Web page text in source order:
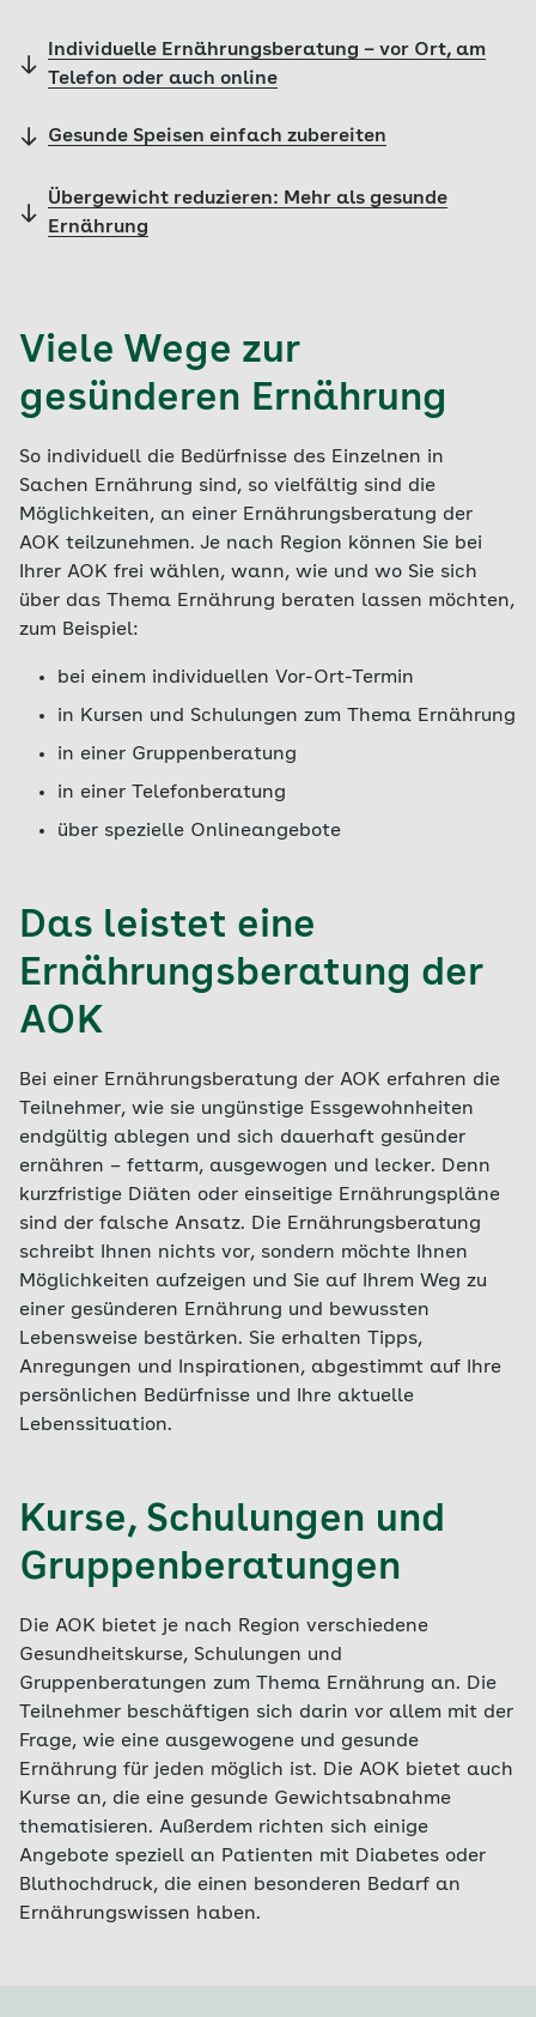
Individuelle Ernährungsberatung – vor Ort, am
Telefon oder auch online
Gesunde Speisen einfach zubereiten
Übergewicht reduzieren: Mehr als gesunde
Ernährung
Viele Wege zur
gesünderen Ernährung
So individuell die Bedürfnisse des Einzelnen in
Sachen Ernährung sind, so vielfältig sind die
Möglichkeiten, an einer Ernährungsberatung der
AOK teilzunehmen. Je nach Region können Sie bei
Ihrer AOK frei wählen, wann, wie und wo Sie sich
über das Thema Ernährung beraten lassen möchten,
zum Beispiel:
bei einem individuellen Vor-Ort-Termin
in Kursen und Schulungen zum Thema Ernährung
in einer Gruppenberatung
in einer Telefonberatung
über spezielle Onlineangebote
Das leistet eine
Ernährungsberatung der
AOK
Bei einer Ernährungsberatung der AOK erfahren die
Teilnehmer, wie sie ungünstige Essgewohnheiten
endgültig ablegen und sich dauerhaft gesünder
ernähren – fettarm, ausgewogen und lecker. Denn
kurzfristige Diäten oder einseitige Ernährungspläne
sind der falsche Ansatz. Die Ernährungsberatung
schreibt Ihnen nichts vor, sondern möchte Ihnen
Möglichkeiten aufzeigen und Sie auf Ihrem Weg zu
einer gesünderen Ernährung und bewussten
Lebensweise bestärken. Sie erhalten Tipps,
Anregungen und Inspirationen, abgestimmt auf Ihre
persönlichen Bedürfnisse und Ihre aktuelle
Lebenssituation.
Kurse, Schulungen und
Gruppenberatungen
Die AOK bietet je nach Region verschiedene
Gesundheitskurse, Schulungen und
Gruppenberatungen zum Thema Ernährung an. Die
Teilnehmer beschäftigen sich darin vor allem mit der
Frage, wie eine ausgewogene und gesunde
Ernährung für jeden möglich ist. Die AOK bietet auch
Kurse an, die eine gesunde Gewichtsabnahme
thematisieren. Außerdem richten sich einige
Angebote speziell an Patienten mit Diabetes oder
Bluthochdruck, die einen besonderen Bedarf an
Ernährungswissen haben.